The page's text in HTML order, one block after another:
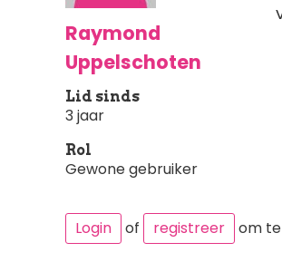
Raymond
Uppelschoten
Lid sinds
3 jaar
Rol
Gewone gebruiker
Login of registreer om